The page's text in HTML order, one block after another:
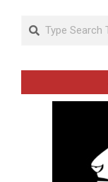
Search